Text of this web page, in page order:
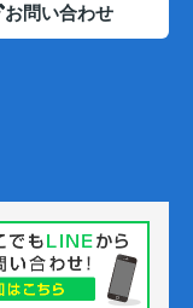
お問い合わせ